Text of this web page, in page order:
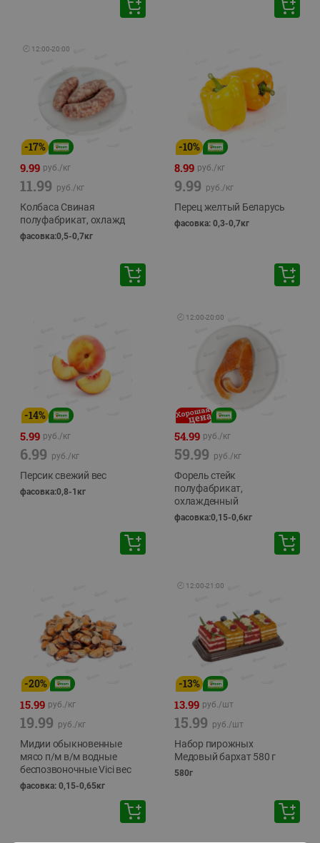
🕘 12:00-20:00
-17%
9.99 руб./кг
11.99 руб./кг
Колбаса Свиная
полуфабрикат, охлажд
фасовка:0,5-0,7кг
-10%
8.99 руб./кг
9.99 руб./кг
Перец желтый Беларусь
фасовка: 0,3-0,7кг
-14%
5.99 руб./кг
6.99 руб./кг
Персик свежий вес
фасовка:0,8-1кг
🕘 12:00-20:00
54.99 руб./кг
59.99 руб./кг
Форель стейк
полуфабрикат,
охлажденный
фасовка:0,15-0,6кг
-20%
15.99 руб./кг
19.99 руб./кг
Мидии обыкновенные
мясо п/м в/м водные
беспозвоночные Vici вес
фасовка: 0,15-0,65кг
🕘 12:00-21:00
-13%
13.99 руб./шт
15.99 руб./шт
Набор пирожных
Медовый бархат 580 г
580г